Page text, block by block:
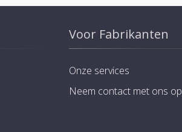
Voor Fabrikanten
Onze services
Neem contact met ons op